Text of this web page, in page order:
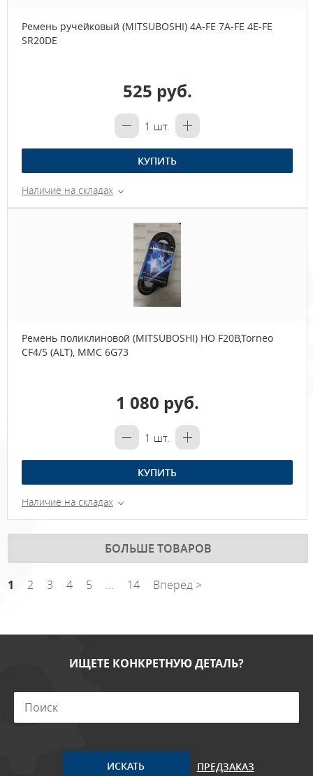
Ремень ручейковый (MITSUBOSHI) 4A-FE 7A-FE 4E-FE
SR20DE
525 руб.
1 шт.
КУПИТЬ
Наличие на складах
Ремень поликлиновой (MITSUBOSHI) HO F20B,Torneo
CF4/5 (ALT), MMC 6G73
1 080 руб.
1 шт.
КУПИТЬ
Наличие на складах
БОЛЬШЕ ТОВАРОВ
1 2 3 4 5 ... 14 Вперёд >
ИЩЕТЕ КОНКРЕТНУЮ ДЕТАЛЬ?
ПРЕДЗАКАЗ